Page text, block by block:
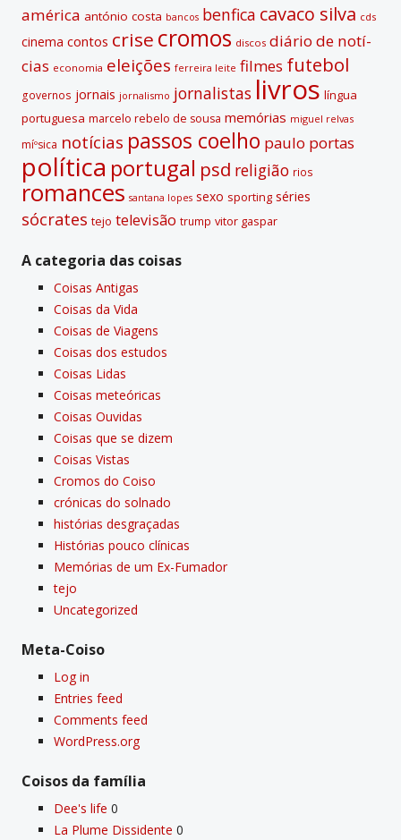
américa antónio costa bancos benfica cavaco silva cds
cinema contos crise cromos discos diário de notí­
cias economia eleições ferreira leite filmes futebol
governos jornais jornalismo jornalistas livros lí­ngua
portuguesa marcelo rebelo de sousa memórias miguel relvas
míºsica notí­cias passos coelho paulo portas
polí­tica portugal psd religião rios
romances santana lopes sexo sporting séries
sócrates tejo televisão trump vitor gaspar
A categoria das coisas
Coisas Antigas
Coisas da Vida
Coisas de Viagens
Coisas dos estudos
Coisas Lidas
Coisas meteóricas
Coisas Ouvidas
Coisas que se dizem
Coisas Vistas
Cromos do Coiso
crónicas do solnado
histórias desgraçadas
Histórias pouco clí­nicas
Memórias de um Ex-Fumador
tejo
Uncategorized
Meta-Coiso
Log in
Entries feed
Comments feed
WordPress.org
Coisos da famí­lia
Dee's life 0
La Plume Dissidente 0